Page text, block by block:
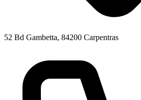
52 Bd Gambetta, 84200 Carpentras